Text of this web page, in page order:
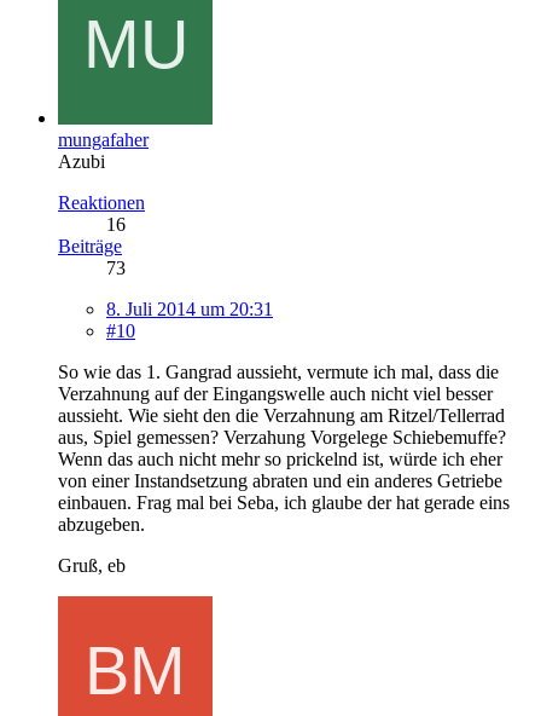
mungafaher
Azubi
Reaktionen
16
Beiträge
73
8. Juli 2014 um 20:31
#10
So wie das 1. Gangrad aussieht, vermute ich mal, dass die
Verzahnung auf der Eingangswelle auch nicht viel besser
aussieht. Wie sieht den die Verzahnung am Ritzel/Tellerrad
aus, Spiel gemessen? Verzahung Vorgelege Schiebemuffe?
Wenn das auch nicht mehr so prickelnd ist, würde ich eher
von einer Instandsetzung abraten und ein anderes Getriebe
einbauen. Frag mal bei Seba, ich glaube der hat gerade eins
abzugeben.
Gruß, eb